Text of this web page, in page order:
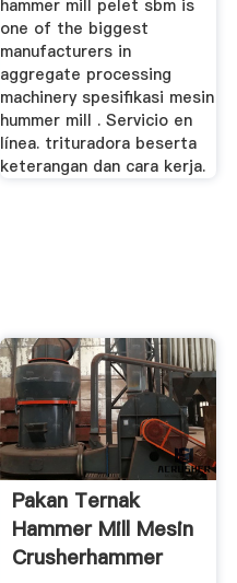
hammer mill pelet sbm is
one of the biggest
manufacturers in
aggregate processing
machinery spesifikasi mesin
hummer mill . Servicio en
línea. trituradora beserta
keterangan dan cara kerja.
Pakan Ternak
Hammer Mill Mesin
Crusherhammer